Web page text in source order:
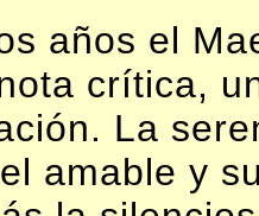
años el
crítica,
La
amable y